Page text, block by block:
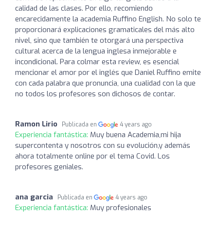
calidad de las clases. Por ello, recomiendo
encarecidamente la academia Ruffino English. No solo te
proporcionará explicaciones gramaticales del más alto
nivel, sino que también te otorgará una perspectiva
cultural acerca de la lengua inglesa inmejorable e
incondicional. Para colmar esta review, es esencial
mencionar el amor por el inglés que Daniel Ruffino emite
con cada palabra que pronuncia, una cualidad con la que
no todos los profesores son dichosos de contar.
Ramon Lirio Publicada en 4 years ago
Experiencia fantástica: Muy buena Academia,mi hija
supercontenta y nosotros con su evolución,y además
ahora totalmente online por el tema Covid. Los
profesores geniales.
ana garcia Publicada en 4 years ago
Experiencia fantástica: Muy profesionales